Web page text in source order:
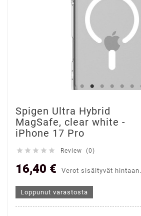
Spigen Ultra Hybrid
MagSafe, clear white -
iPhone 17 Pro
     Review (0)
16,40 € Verot sisältyvät hintaan.
Loppunut varastosta